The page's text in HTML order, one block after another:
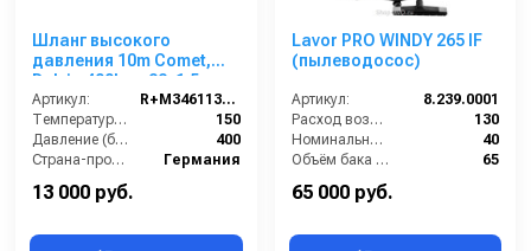
Шланг высокого
давления 10m Comet,
Delvir, 400bar, 22x1,5-
3/8внут, 2SС-08, 150°C,
арматура нерж.сталь
Артикул:
R+M3461136109
Температура (°C):
150
Давление (бар):
400
Страна-производитель:
Германия
13 000 руб.
Lavor PRO WINDY 265 IF
(пылеводосос)
Артикул:
8.239.0001
Расход воздуха (л/сек):
130
Номинальный диаметр принадлежностей (мм):
40
Объём бака (л):
65
65 000 руб.